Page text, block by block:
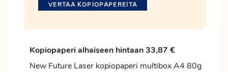
VERTAA KOPIOPAPEREITA
Kopiopaperi alhaiseen hintaan 33,87 €
New Future Laser kopiopaperi multibox A4 80g